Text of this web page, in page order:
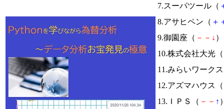
7.スーパツール（
8.アサヒペン（ ＋
9.御園座（ － － ↓
10.株式会社大光（
11.みらいワーク
12.アズマハウス（
13.ＩＰＳ（ － － ↑